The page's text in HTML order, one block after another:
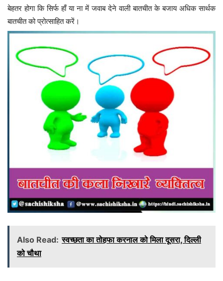
बेहतर होगा कि सिर्फ हाँ या ना में जवाब देने वाली बातचीत के बजाय अधिक सार्थक
बातचीत को प्रोत्साहित करें।
Also Read: स्वच्छता का तोहफा करनाल को मिला दूसरा, दिल्ली
को चौथा